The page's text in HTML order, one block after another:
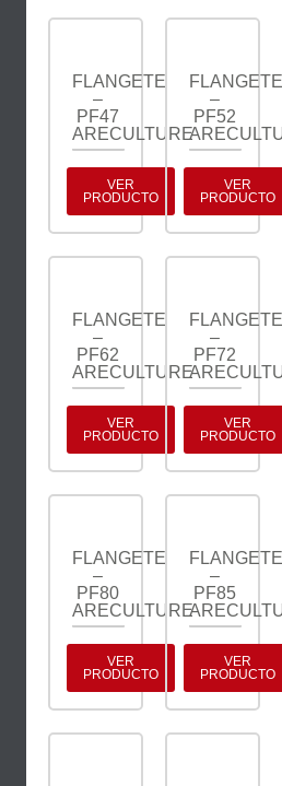
FLANGETE
–
PF47
ARECULTURE
VER
PRODUCTO
FLANGETE
–
PF52
VER
PRODUCTO
FLANGETE
–
PF62
ARECULTURE
VER
PRODUCTO
FLANGETE
–
PF72
VER
PRODUCTO
FLANGETE
–
PF80
ARECULTURE
VER
PRODUCTO
FLANGETE
–
PF85
VER
PRODUCTO